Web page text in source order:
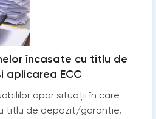
încasate cu titlu de
ECC
apar situații în care
titlu de depozit/garanție,